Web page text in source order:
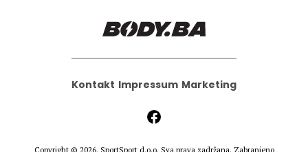
Kontakt Impressum Marketing
Copyright © 2026. SportSport d.o.o. Sva prava zadržana. Zabranjeno